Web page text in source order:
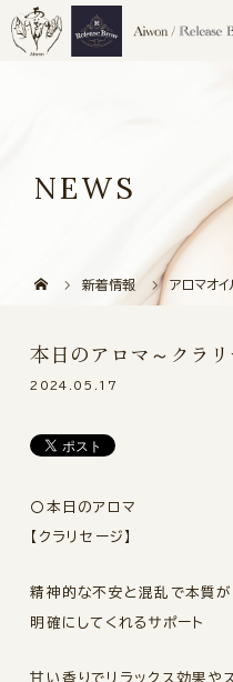
NEWS
新着情報 アロマオイ
本日のアロマ～クラ
2024.05.17
〇本日のアロマ
【クラリセージ】
精神的な不安と混乱で本質が
明確にしてくれるサポート
甘い香りでリラックス効果や